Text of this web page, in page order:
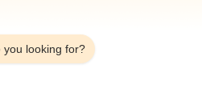
you looking for?